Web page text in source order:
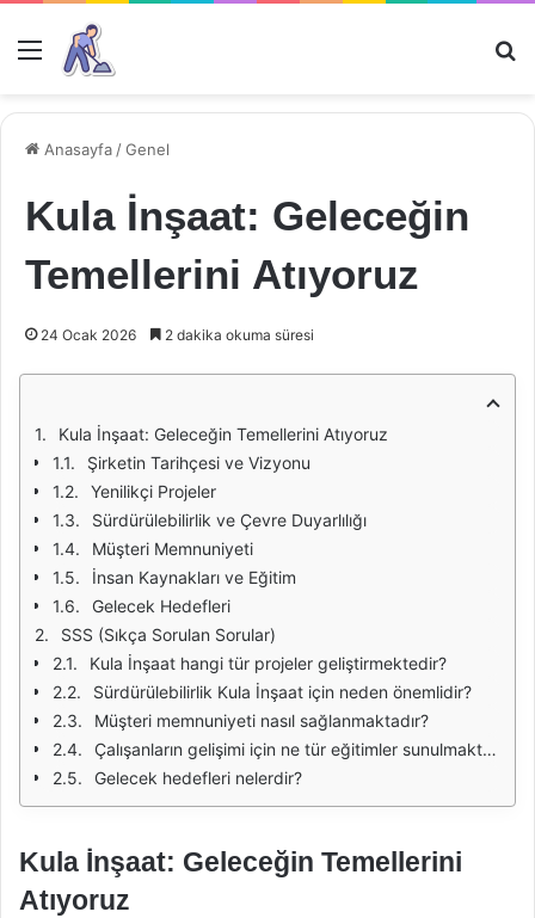
Menü
Anasayfa /Genel
Kula İnşaat: Geleceğin
Temellerini Atıyoruz
24 Ocak 2026 2 dakika okuma süresi
Kula İnşaat: Geleceğin Temellerini Atıyoruz
Şirketin Tarihçesi ve Vizyonu
Yenilikçi Projeler
Sürdürülebilirlik ve Çevre Duyarlılığı
Müşteri Memnuniyeti
İnsan Kaynakları ve Eğitim
Gelecek Hedefleri
SSS (Sıkça Sorulan Sorular)
Kula İnşaat hangi tür projeler geliştirmektedir?
Sürdürülebilirlik Kula İnşaat için neden önemlidir?
Müşteri memnuniyeti nasıl sağlanmaktadır?
Çalışanların gelişimi için ne tür eğitimler sunulmaktadır?
Gelecek hedefleri nelerdir?
Kula İnşaat: Geleceğin Temellerini
Atıyoruz